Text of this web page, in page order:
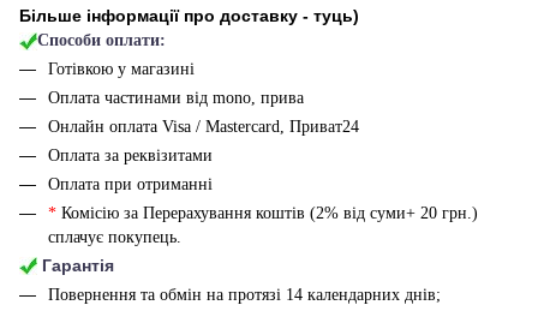
Більше інформації про доставку - туць)
Способи оплати:
Готівкою у магазині
Оплата частинами від mono, прива
Онлайн оплата Visa / Mastercard, Приват24
Оплата за реквізитами
Оплата при отриманні
* Комісію за Перерахування коштів (2% від суми+ 20 грн.)
сплачує покупець.
Гарантія
Повернення та обмін на протязі 14 календарних днів;